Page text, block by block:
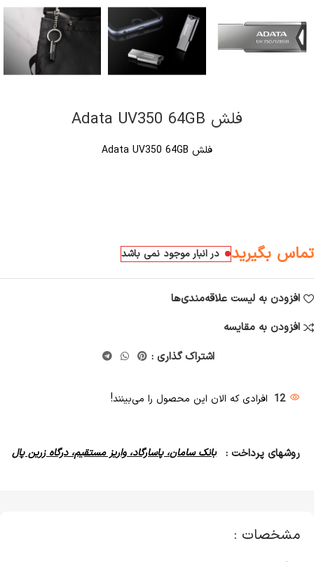
فلش Adata UV350 64GB
فلش Adata UV350 64GB
تماس بگیرید در انبار موجود نمی باشد
افزودن به لیست علاقه‌مندی‌ها
افزودن به مقایسه
اشتراک گذاری :
12 افرادی که الان این محصول را می‌بینند!
روشهای پرداخت : بانک سامان، پاسارگاد، واریز مستقیم، درگاه زرین پال
مشخصات :